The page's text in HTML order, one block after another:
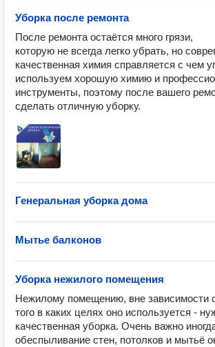
Уборка после ремонта
После ремонта остаётся много грязи,
которую не всегда легко убрать, но
качественная химия справляется с чем
используем хорошую химию и
инструменты, поэтому после вашего
сделать отличную уборку.
Генеральная уборка дома
Мытье балконов
Уборка нежилого помещения
Нежилому помещению, вне зависимости
того в каких целях оно используется -
качественная уборка. Очень важно
обеспыливание стен, потолков и мытьё